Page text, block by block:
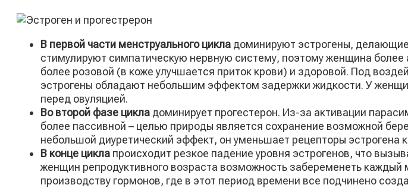
В первой части менструального цикла доминируют эстрогены,
стимулируют симпатическую нервную систему, поэтому женщина
более розовой (в коже улучшается приток крови) и здоровой. Под
эстрогены обладают небольшим эффектом задержки жидкости. У
перед овуляцией.
Во второй фазе цикла доминирует прогестерон. Из-за активации
более пассивной – целью природы является сохранение возможной
небольшой диуретический эффект, он уменьшает рецепторы эстрогена
В конце цикла происходит резкое падение уровня эстрогенов, что
женщин репродуктивного возраста возможность забеременеть
производству гормонов, где в этот период времени все подчинено